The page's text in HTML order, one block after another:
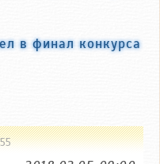
в финал конкурса